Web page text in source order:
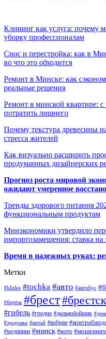
Клининг как услуга: почему
уборку профессионалам
Снос и перестройка: как в
во что это обходится
Ремонт в Минске: как
реальные решения
Ремонт в минской квартире: с
потратить лишнего
Почему текстура древесины
стресса жителей
Как визуально расширить
продуманных дизайнерских
Прогноз роста мировой
ожидают умеренное
Тренды здорового питания
функциональным продуктам
Минэкономики утвердило
импортозамещения: ставка
Время в надежных руках:
Метки
#blizko #tochka #авто #автобус
#берёза #брест
#гибель #гродно #дальнобойщик
#здоровье #китай #кобрин #контрабанда
#медицина #минск #мото